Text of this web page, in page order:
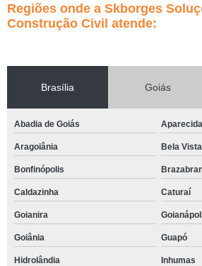
Regiões onde a Skborges
Construção Civil atende:
Brasília Goiás
Abadia de Goiás
Aragoiânia Bela
Bonfinópolis
Caldazinha Caturaí
Goianira
Goiânia Guapó
Hidrolândia Inhumas